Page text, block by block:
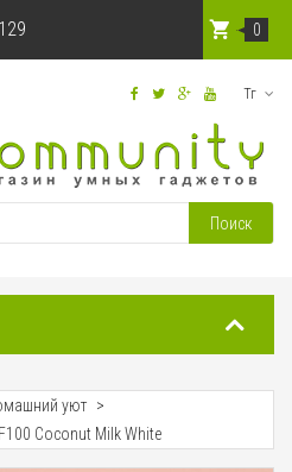
Тг
Поиск
0
уют
Coconut Milk White